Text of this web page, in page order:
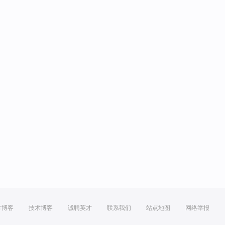
博客 技术博客 诚聘英才 联系我们 站点地图 网络举报